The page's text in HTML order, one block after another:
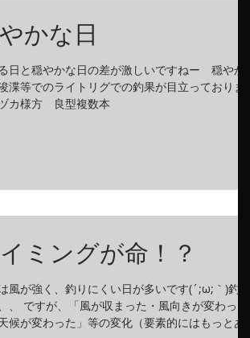
かな日
日と穏やかな日の差が激しいですねー 穏やかな
渫等でのライトリグでの釣果が目立っております
カ様方 良型複数本
ミングが命！？
風が強く、釣りにくい日が多いです(´;ω;｀)釣果
、 ですが、「風が収まった・風向きが変わっ
候が変わった」等の変化（要素的にはもっとあり